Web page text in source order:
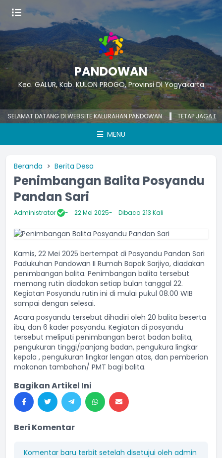
PANDOWAN
Kec. GALUR, Kab. KULON PROGO, Provinsi DI Yogyakarta
DATANG DI WEBSITE KALURAHAN PANDOWAN TETAP JAGA DIRI,
MENU
Beranda Berita Desa
Penimbangan Balita Posyandu
Pandan Sari
Administrator 22 Mei 2025 Dibaca 213 Kali
Kamis, 22 Mei 2025 bertempat di Posyandu Pandan Sari
Padukuhan Pandowan II Rumah Bapak Sarjiyo, diadakan
penimbangan balita. Penimbangan balita tersebut
memang rutin diadakan setiap bulan tanggal 22.
Kegiatan Posyandu rutin ini di mulai pukul 08.00 WIB
sampai dengan selesai.
Acara posyandu tersebut dihadiri oleh 20 balita beserta
ibu, dan 6 kader posyandu. Kegiatan di posyandu
tersebut meliputi penimbangan berat badan balita,
pengukuran tinggi/panjang badan, pengukura lingkar
kepala , pengukuran lingkar lengan atas, dan pemberian
makanan tambahan/ PMT bagi balita.
Bagikan Artikel Ini
Beri Komentar
Komentar baru terbit setelah disetujui oleh admin